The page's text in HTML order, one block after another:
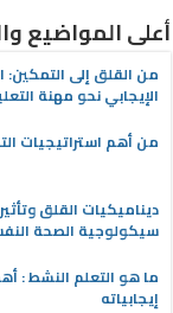
أعلى المواضيع
من القلق إلى التمكين:
الإيجابي نحو مهنة
من أهم استراتيجيات
ديناميكيات القلق
سيكولوجية الصحة
ما هو التعلم النشط :
إيجابياته